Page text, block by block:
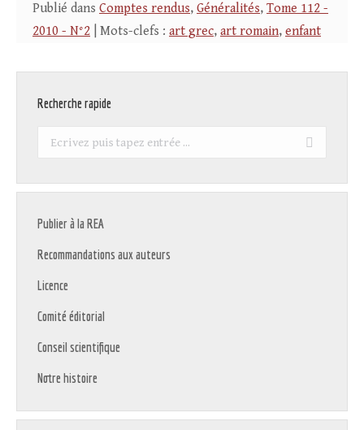
Publié dans Comptes rendus, Généralités, Tome 112 -
2010 - N°2 | Mots-clefs : art grec, art romain, enfant
Recherche rapide
Recherche
Publier à la REA
Recommandations aux auteurs
Licence
Comité éditorial
Conseil scientifique
Notre histoire